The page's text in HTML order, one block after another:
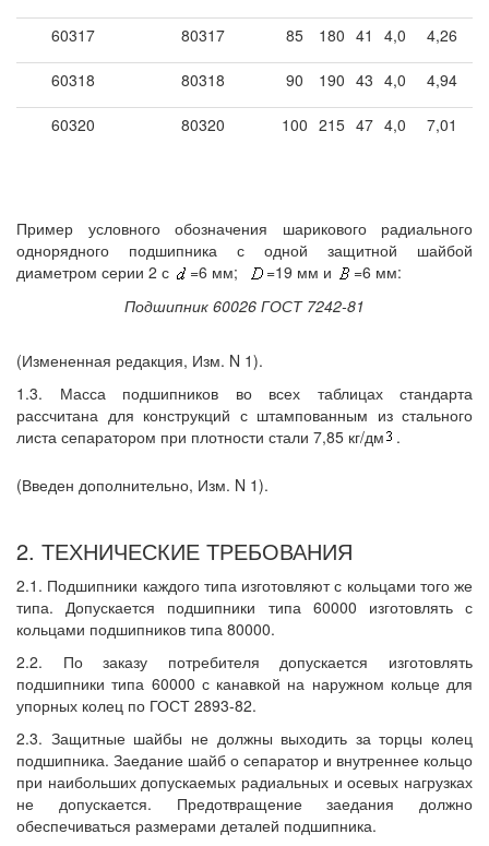
60317 80317 85 180 41 4,0 4,26
60318 80318 90 190 43 4,0 4,94
60320 80320 100 215 47 4,0 7,01
Пример условного обозначения шарикового радиального
однорядного подшипника с одной защитной шайбой
диаметром серии 2 с
=6 мм; =19 мм и
=6 мм:
Подшипник 60026 ГОСТ 7242-81
(Измененная редакция, Изм. N 1).
1.3. Масса подшипников во всех таблицах стандарта
рассчитана для конструкций с штампованным из стального
листа сепаратором при плотности стали 7,85 кг/дм
.
(Введен дополнительно, Изм. N 1).
2. ТЕХНИЧЕСКИЕ ТРЕБОВАНИЯ
2.1. Подшипники каждого типа изготовляют с кольцами того же
типа. Допускается подшипники типа 60000 изготовлять с
кольцами подшипников типа 80000.
2.2. По заказу потребителя допускается изготовлять
подшипники типа 60000 с канавкой на наружном кольце для
упорных колец по ГОСТ 2893-82.
2.3. Защитные шайбы не должны выходить за торцы колец
подшипника. Заедание шайб о сепаратор и внутреннее кольцо
при наибольших допускаемых радиальных и осевых нагрузках
не допускается. Предотвращение заедания должно
обеспечиваться размерами деталей подшипника.